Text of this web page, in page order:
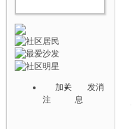
加关
注
发消
息